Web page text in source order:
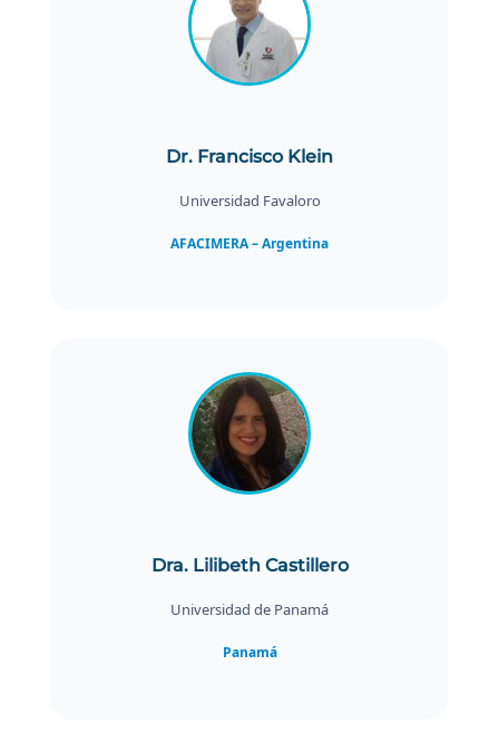
Dr. Francisco Klein
Universidad Favaloro
AFACIMERA – Argentina
Dra. Lilibeth Castillero
Universidad de Panamá
Panamá